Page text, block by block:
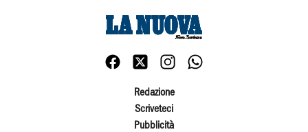
Redazione
Scriveteci
Pubblicità